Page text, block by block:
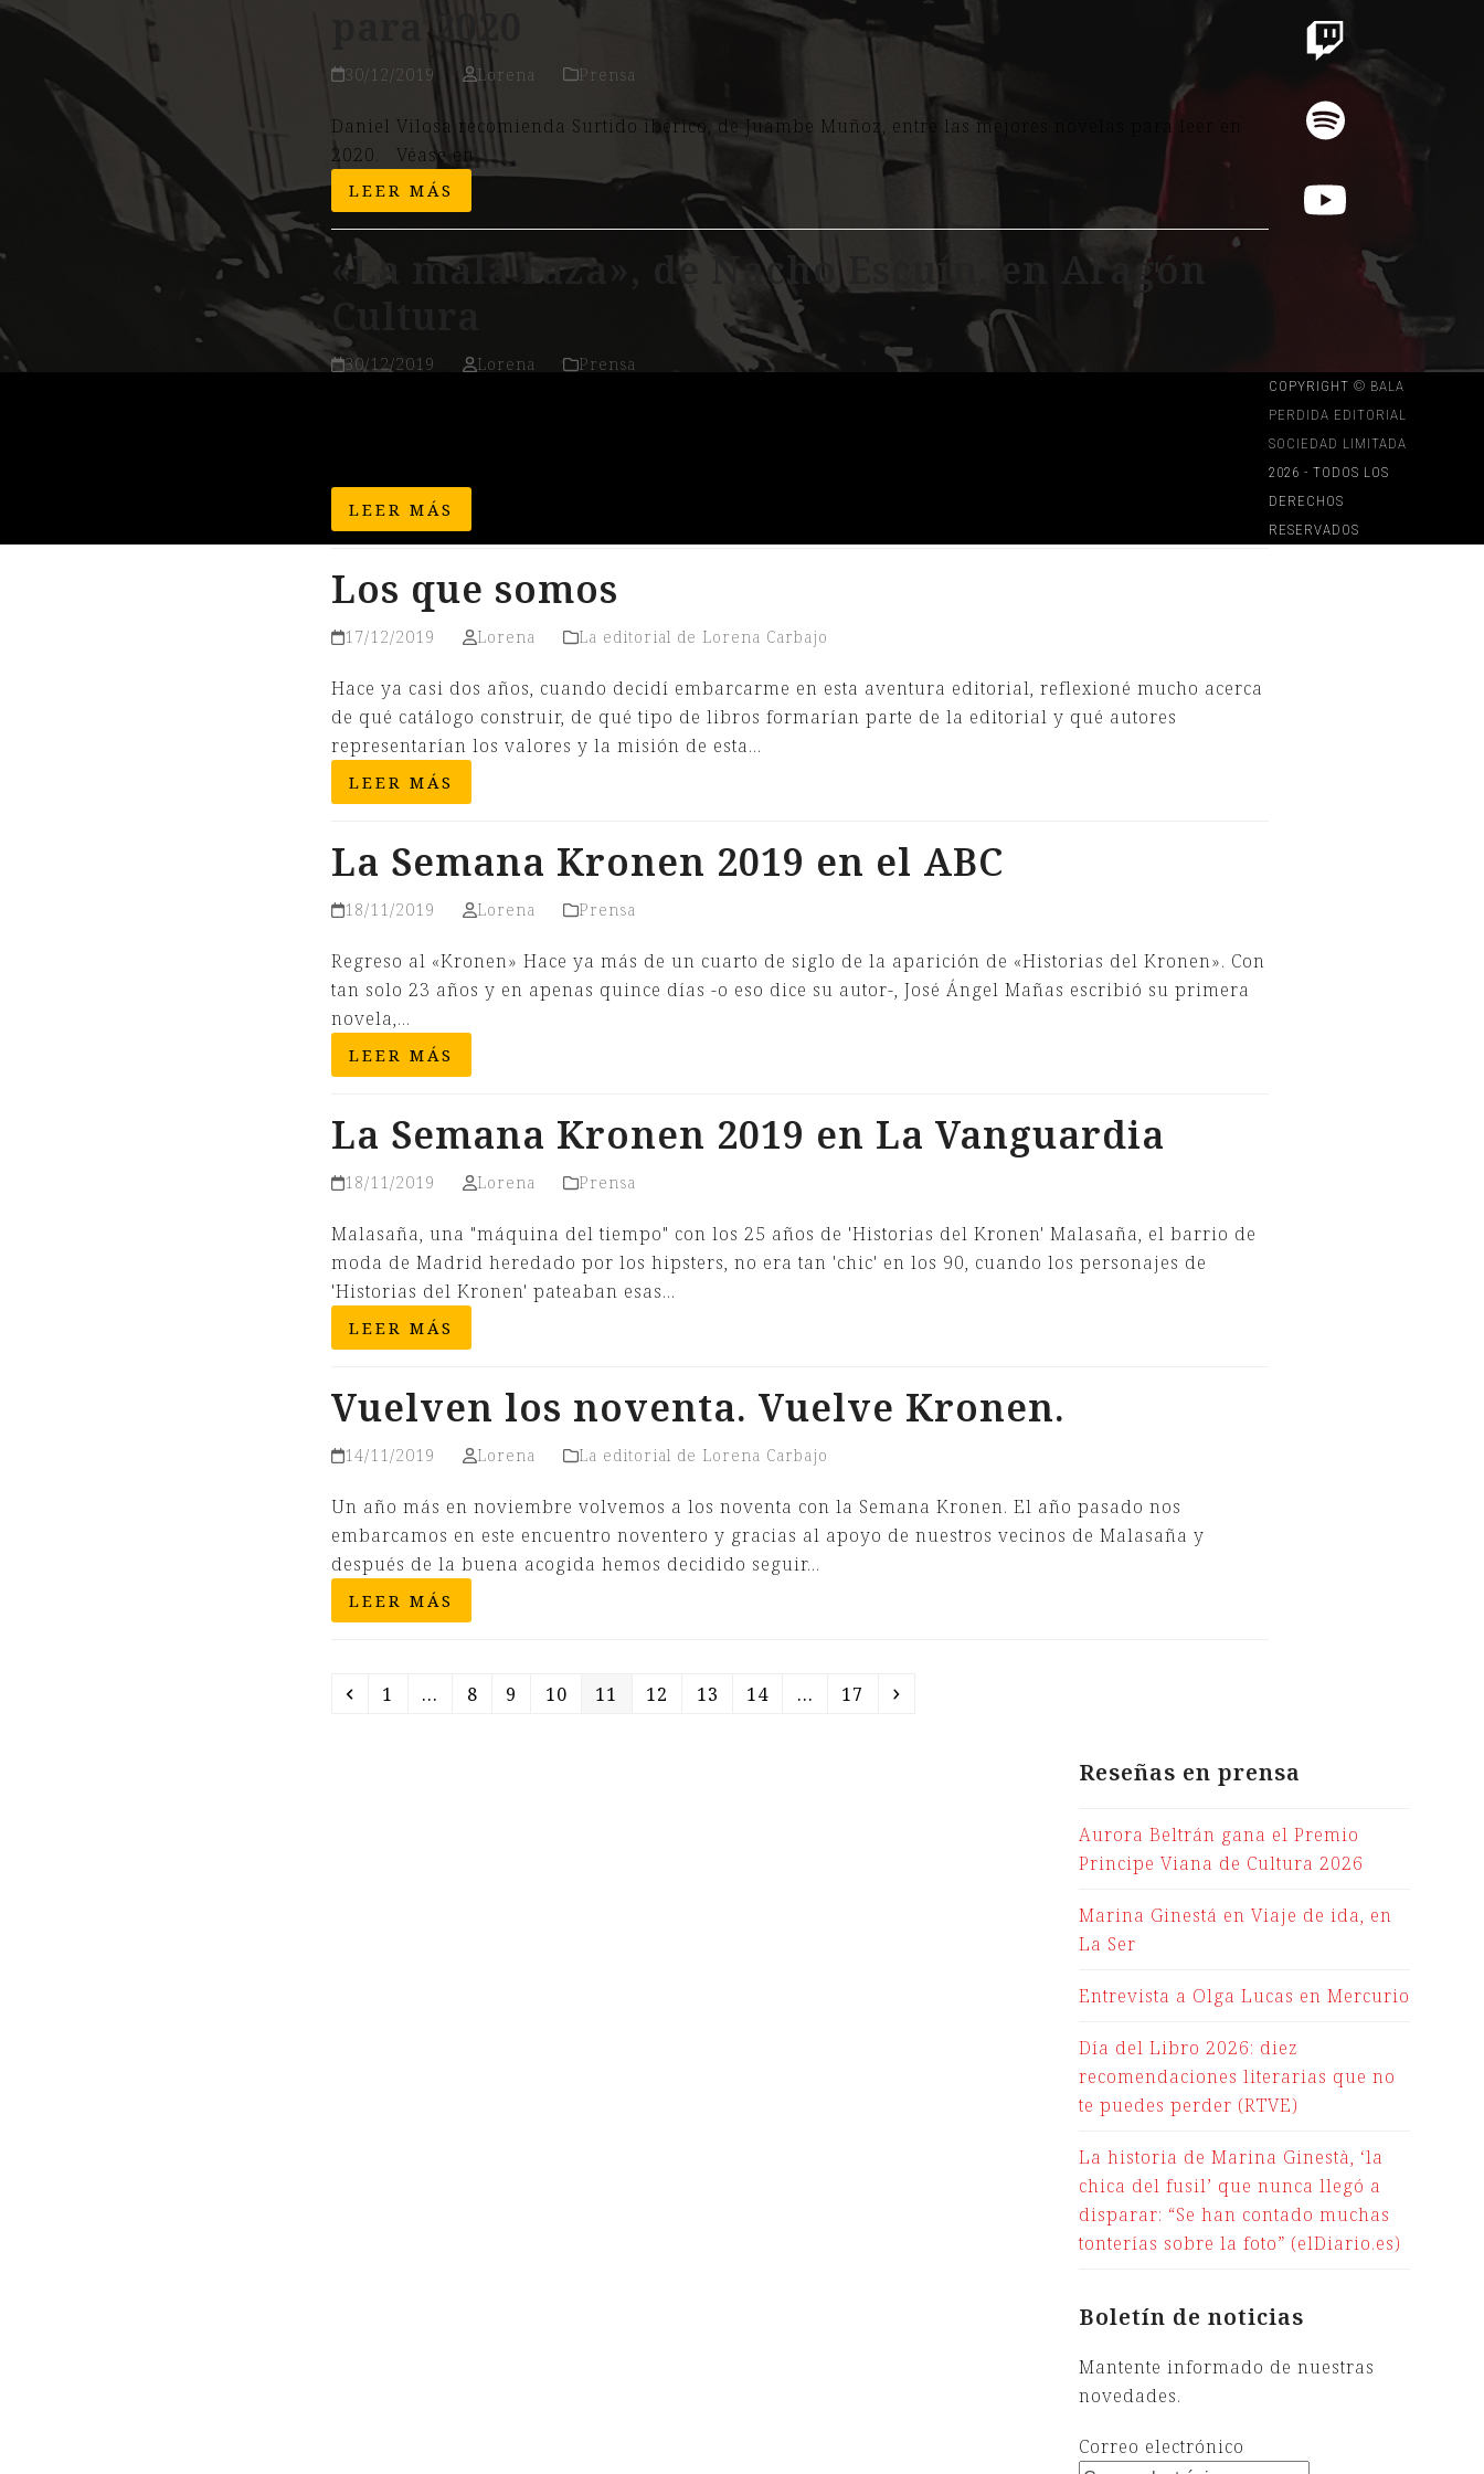
para 2020
30/12/2019 Lorena Prensa
Daniel Vilosa recomienda Surtido ibérico, de Juambe Muñoz, entre las mejores novelas para leer en
2020. Véase en
LEER MÁS
«La mala raza», de Nacho Escuín, en Aragón
30/12/2019 Lorena Prensa
LEER MÁS
Los que somos
17/12/2019 Lorena La editorial de Lorena Carbajo
Hace ya casi dos años, cuando decidí embarcarme en esta aventura editorial, reflexioné mucho acerca
de qué catálogo construir, de qué tipo de libros formarían parte de la editorial y qué autores
representarían los valores y la misión de esta…
LEER MÁS
La Semana Kronen 2019 en el ABC
18/11/2019 Lorena Prensa
Regreso al «Kronen» Hace ya más de un cuarto de siglo de la aparición de «Historias del Kronen». Con
tan solo 23 años y en apenas quince días -o eso dice su autor-, José Ángel Mañas escribió su primera
novela,…
LEER MÁS
La Semana Kronen 2019 en La Vanguardia
18/11/2019 Lorena Prensa
Malasaña, una "máquina del tiempo" con los 25 años de 'Historias del Kronen' Malasaña, el barrio de
moda de Madrid heredado por los hipsters, no era tan 'chic' en los 90, cuando los personajes de
'Historias del Kronen' pateaban esas…
LEER MÁS
Vuelven los noventa. Vuelve Kronen.
14/11/2019 Lorena La editorial de Lorena Carbajo
Un año más en noviembre volvemos a los noventa con la Semana Kronen. El año pasado nos
embarcamos en este encuentro noventero y gracias al apoyo de nuestros vecinos de Malasaña y
después de la buena acogida hemos decidido seguir…
LEER MÁS
Anterior
Page
1 … Page
8 Page
9 Page
10 Page
11 Page
12 Page
13 Page
14 … Page
17 Siguiente
Reseñas en prensa
Aurora Beltrán gana el Premio
Principe Viana de Cultura 2026
Marina Ginestá en Viaje de ida, en
La Ser
Entrevista a Olga Lucas en Mercurio
Día del Libro 2026: diez
recomendaciones literarias que no
te puedes perder (RTVE)
La historia de Marina Ginestà, ‘la
chica del fusil’ que nunca llegó a
disparar: “Se han contado muchas
tonterías sobre la foto” (elDiario.es)
Boletín de noticias
Mantente informado de nuestras
novedades.
Correo electrónico
Twitch
Spotify
YouTube
COPYRIGHT© BALA
PERDIDA EDITORIAL
SOCIEDAD LIMITADA
2026 - TODOS LOS
DERECHOS
RESERVADOS